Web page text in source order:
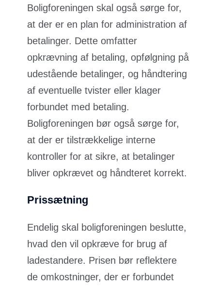
Boligforeningen skal også sørge for,
at der er en plan for administration af
betalinger. Dette omfatter
opkrævning af betaling, opfølgning på
udestående betalinger, og håndtering
af eventuelle tvister eller klager
forbundet med betaling.
Boligforeningen bør også sørge for,
at der er tilstrækkelige interne
kontroller for at sikre, at betalinger
bliver opkrævet og håndteret korrekt.
Prissætning
Endelig skal boligforeningen beslutte,
hvad den vil opkræve for brug af
ladestandere. Prisen bør reflektere
de omkostninger, der er forbundet